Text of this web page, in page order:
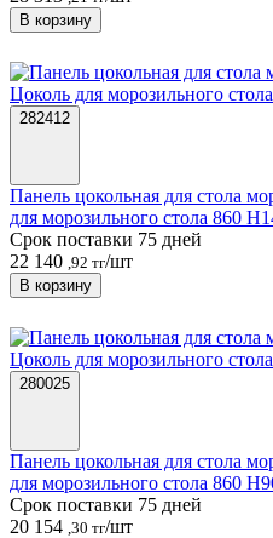
В корзину
282412
Панель цокольная для стола
для морозильного стола 860
Срок поставки 75 дней
22 140 ,92 тг/шт
В корзину
280025
Панель цокольная для стола
для морозильного стола 860
Срок поставки 75 дней
20 154 ,30 тг/шт